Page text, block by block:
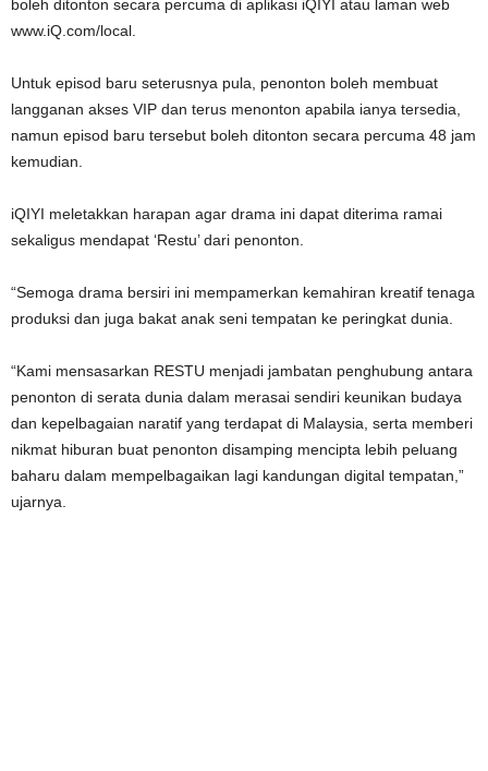
boleh ditonton secara percuma di aplikasi iQIYI atau laman web
www.iQ.com/local.
Untuk episod baru seterusnya pula, penonton boleh membuat
langganan akses VIP dan terus menonton apabila ianya tersedia,
namun episod baru tersebut boleh ditonton secara percuma 48 jam
kemudian.
iQIYI meletakkan harapan agar drama ini dapat diterima ramai
sekaligus mendapat ‘Restu’ dari penonton.
“Semoga drama bersiri ini mempamerkan kemahiran kreatif tenaga
produksi dan juga bakat anak seni tempatan ke peringkat dunia.
“Kami mensasarkan RESTU menjadi jambatan penghubung antara
penonton di serata dunia dalam merasai sendiri keunikan budaya
dan kepelbagaian naratif yang terdapat di Malaysia, serta memberi
nikmat hiburan buat penonton disamping mencipta lebih peluang
baharu dalam mempelbagaikan lagi kandungan digital tempatan,”
ujarnya.